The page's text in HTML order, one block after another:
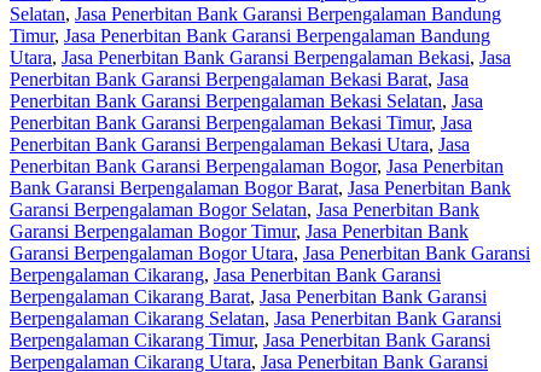
Selatan, Jasa Penerbitan Bank Garansi Berpengalaman Bandung
Timur, Jasa Penerbitan Bank Garansi Berpengalaman Bandung
Utara, Jasa Penerbitan Bank Garansi Berpengalaman Bekasi, Jasa
Penerbitan Bank Garansi Berpengalaman Bekasi Barat, Jasa
Penerbitan Bank Garansi Berpengalaman Bekasi Selatan, Jasa
Penerbitan Bank Garansi Berpengalaman Bekasi Timur, Jasa
Penerbitan Bank Garansi Berpengalaman Bekasi Utara, Jasa
Penerbitan Bank Garansi Berpengalaman Bogor, Jasa Penerbitan
Bank Garansi Berpengalaman Bogor Barat, Jasa Penerbitan Bank
Garansi Berpengalaman Bogor Selatan, Jasa Penerbitan Bank
Garansi Berpengalaman Bogor Timur, Jasa Penerbitan Bank
Garansi Berpengalaman Bogor Utara, Jasa Penerbitan Bank Garansi
Berpengalaman Cikarang, Jasa Penerbitan Bank Garansi
Berpengalaman Cikarang Barat, Jasa Penerbitan Bank Garansi
Berpengalaman Cikarang Selatan, Jasa Penerbitan Bank Garansi
Berpengalaman Cikarang Timur, Jasa Penerbitan Bank Garansi
Berpengalaman Cikarang Utara, Jasa Penerbitan Bank Garansi